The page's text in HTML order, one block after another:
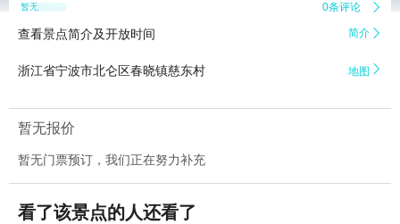
暂无点评 0条评论 
查看景点简介及开放时间 简介 
浙江省宁波市北仑区春晓镇慈东村 地图 
暂无报价
暂无门票预订，我们正在努力补充
看了该景点的人还看了